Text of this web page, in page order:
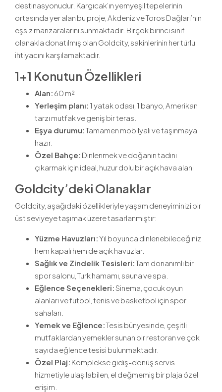
destinasyonudur. Kargıcak’ın yemyeşil tepelerinin
ortasında yer alan bu proje, Akdeniz ve Toros Dağları’nın
eşsiz manzaralarını sunmaktadır. Birçok birinci sınıf
olanakla donatılmış olan Goldcity, sakinlerinin her türlü
ihtiyacını karşılamaktadır.
1+1 Konutun Özellikleri
Alan: 60 m²
Yerleşim planı: 1 yatak odası, 1 banyo, Amerikan
tarzı mutfak ve geniş bir teras.
Eşya durumu:Tamamen mobilyalı ve taşınmaya
hazır.
Özel Bahçe: Dinlenmek ve doğanın tadını
çıkarmak için ideal, huzur dolu bir açık hava alanı.
Goldcity’deki Olanaklar
Goldcity, aşağıdaki özellikleriyle yaşam deneyiminizi bir
üst seviyeye taşımak üzere tasarlanmıştır:
Yüzme Havuzları:Yıl boyunca dinlenebileceğiniz
hem kapalı hem de açık havuzlar.
Sağlık ve Zindelik Tesisleri:Tam donanımlı bir
spor salonu, Türk hamamı, sauna ve spa.
Eğlence Seçenekleri:Sinema, çocuk oyun
alanları ve futbol, tenis ve basketbol için spor
sahaları.
Yemek ve Eğlence:Tesis bünyesinde, çeşitli
mutfaklardan yemekler sunan bir restoran ve çok
sayıda eğlence tesisi bulunmaktadır.
Özel Plaj: Komplekse gidiş-dönüş servis
hizmetiyle ulaşılabilen, el değmemiş bir plaja özel
erişim.